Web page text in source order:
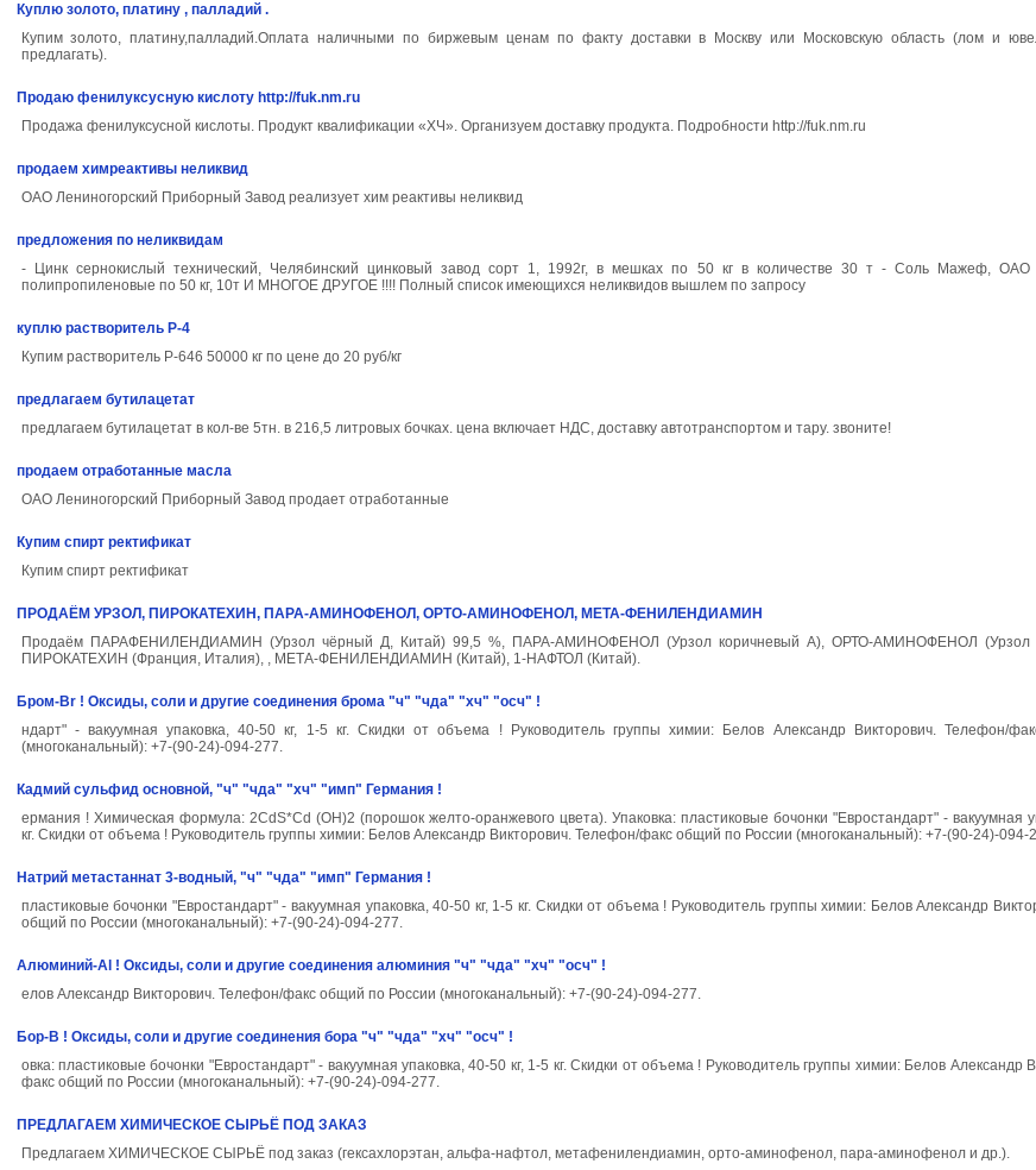
Куплю золото, платину , палладий .
Купим золото, платину,палладий.Оплата наличными по биржевым ценам по факту доставки в Москву или Московскую область (лом и
предлагать).
Продаю фенилуксусную кислоту http://fuk.nm.ru
Продажа фенилуксусной кислоты. Продукт квалификации «ХЧ». Организуем доставку продукта. Подробности http://fuk.nm.ru
продаем химреактивы неликвид
ОАО Лениногорский Приборный Завод реализует хим реактивы неликвид
предложения по неликвидам
- Цинк сернокислый технический, Челябинский цинковый завод сорт 1, 1992г, в мешках по 50 кг в количестве 30 т - Соль Мажеф,
полипропиленовые по 50 кг, 10т И МНОГОЕ ДРУГОЕ !!!! Полный список имеющихся неликвидов вышлем по запросу
куплю растворитель Р-4
Купим растворитель Р-646 50000 кг по цене до 20 руб/кг
предлагаем бутилацетат
предлагаем бутилацетат в кол-ве 5тн. в 216,5 литровых бочках. цена включает НДС, доставку автотранспортом и тару. звоните!
продаем отработанные масла
ОАО Лениногорский Приборный Завод продает отработанные
Купим спирт ректификат
Купим спирт ректификат
ПРОДАЁМ УРЗОЛ, ПИРОКАТЕХИН, ПАРА-АМИНОФЕНОЛ, ОРТО-АМИНОФЕНОЛ, МЕТА-ФЕНИЛЕНДИАМИН
Продаём ПАРАФЕНИЛЕНДИАМИН (Урзол чёрный Д, Китай) 99,5 %, ПАРА-АМИНОФЕНОЛ (Урзол коричневый А), ОРТО-АМИНОФЕНОЛ (Урзол
ПИРОКАТЕХИН (Франция, Италия), , МЕТА-ФЕНИЛЕНДИАМИН (Китай), 1-НАФТОЛ (Китай).
Бром-Br ! Оксиды, соли и другие соединения брома "ч" "чда" "хч" "осч" !
ндарт" - вакуумная упаковка, 40-50 кг, 1-5 кг. Скидки от объема ! Руководитель группы химии: Белов Александр Викторович. Телефон/
(многоканальный): +7-(90-24)-094-277.
Кадмий сульфид основной, "ч" "чда" "хч" "имп" Германия !
ермания ! Химическая формула: 2CdS*Cd (OH)2 (порошок желто-оранжевого цвета). Упаковка: пластиковые бочонки "Евростандарт" - вакуумная
кг. Скидки от объема ! Руководитель группы химии: Белов Александр Викторович. Телефон/факс общий по России (многоканальный): +7-(90-24)-094-
Натрий метастаннат 3-водный, "ч" "чда" "имп" Германия !
пластиковые бочонки "Евростандарт" - вакуумная упаковка, 40-50 кг, 1-5 кг. Скидки от объема ! Руководитель группы химии: Белов Александр
общий по России (многоканальный): +7-(90-24)-094-277.
Алюминий-Al ! Оксиды, соли и другие соединения алюминия "ч" "чда" "хч" "осч" !
елов Александр Викторович. Телефон/факс общий по России (многоканальный): +7-(90-24)-094-277.
Бор-B ! Оксиды, соли и другие соединения бора "ч" "чда" "хч" "осч" !
овка: пластиковые бочонки "Евростандарт" - вакуумная упаковка, 40-50 кг, 1-5 кг. Скидки от объема ! Руководитель группы химии: Белов Александр
факс общий по России (многоканальный): +7-(90-24)-094-277.
ПРЕДЛАГАЕМ ХИМИЧЕСКОЕ СЫРЬЁ ПОД ЗАКАЗ
Предлагаем ХИМИЧЕСКОЕ СЫРЬЁ под заказ (гексахлорэтан, альфа-нафтол, метафенилендиамин, орто-аминофенол, пара-аминофенол и др.).